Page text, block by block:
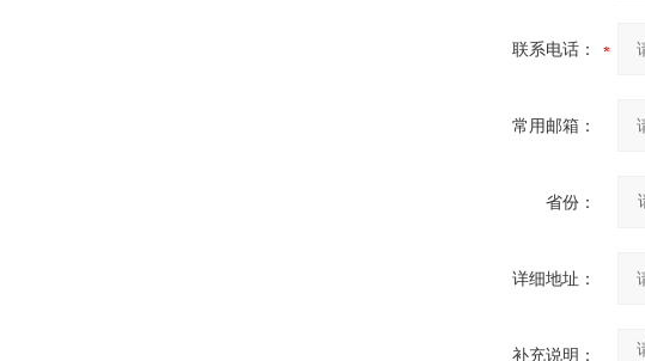
联系电话：
常用邮箱：
省份：
详细地址：
补充说明：